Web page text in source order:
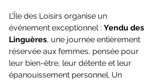
L’Île des Loisirs organise un
événement exceptionnel : Yendu des
Linguères, une journée entièrement
réservée aux femmes, pensée pour
leur bien-être, leur détente et leur
épanouissement personnel. Un